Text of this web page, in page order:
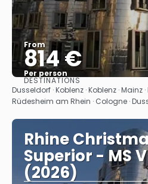
From
814 €
Per person
See
DESTINATIONS
Dusseldorf · Koblenz · Koblenz · Mainz
Rüdesheim am Rhein · Cologne ·
Rhine
Superior - MS
(2026)